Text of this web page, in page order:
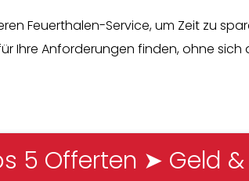
Feuerthalen-Service, um Zeit zu
Ihre Anforderungen finden, ohne
5 Offerten ➤ Geld